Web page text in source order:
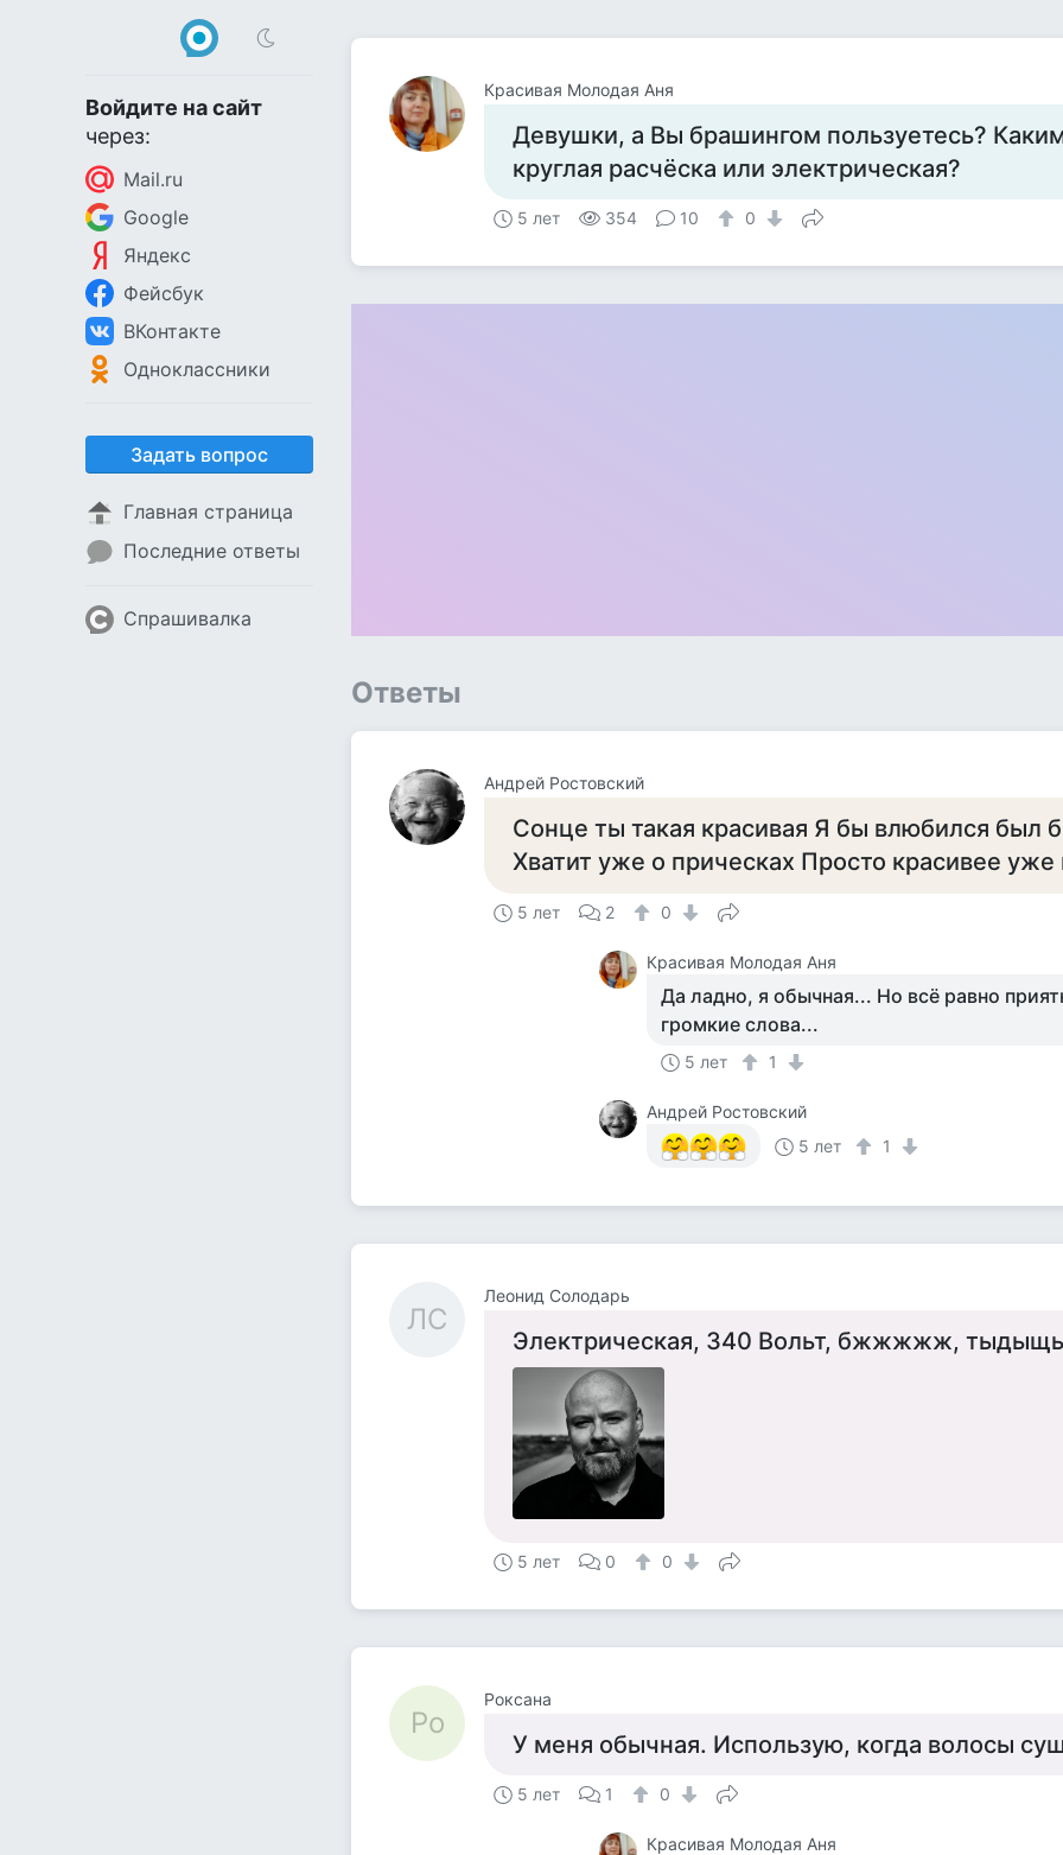
Войдите на сайт
через:
Mail.ru
Google
Яндекс
Фейсбук
ВКонтакте
Одноклассники
Задать вопрос
Главная страница
Последние ответы
Спрашивалка
Красивая Молодая Аня
Девушки, а Вы брашингом пользуетесь?
круглая расчёска или электрическая?
5 лет 354 10 0
Ответы
Андрей Ростовский
Сонце ты такая красивая Я бы влюбился был
Хватит уже о прическах Просто красивее уже
5 лет 2 0
Красивая Молодая Аня
Да ладно, я обычная... Но всё равно
громкие слова...
5 лет 1
Андрей Ростовский
5 лет
1
ЛС
Леонид Солодарь
Электрическая, 340 Вольт, бжжжжж,
5 лет 0 0
Ро
Роксана
У меня обычная. Использую, когда волосы
5 лет 1 0
Красивая Молодая Аня